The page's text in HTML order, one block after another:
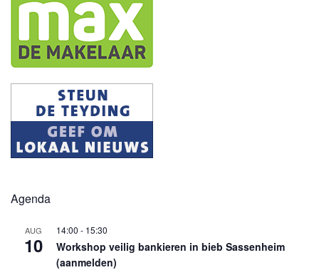
Agenda
AUG
10
14:00 - 15:30
Workshop veilig bankieren in bieb Sassenheim
(aanmelden)